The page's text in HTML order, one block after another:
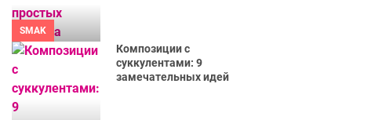
SMAK
Композиции с
суккулентами: 9
замечательных идей